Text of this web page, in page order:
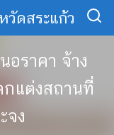
วัดสระแก้ว
อราคา จ้าง
กแต่งสถานที่
จง